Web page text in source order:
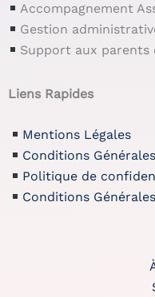
Accompagnement
Gestion
Support aux parents
Liens Rapides
Mentions Légales
Conditions
Politique de
Conditions